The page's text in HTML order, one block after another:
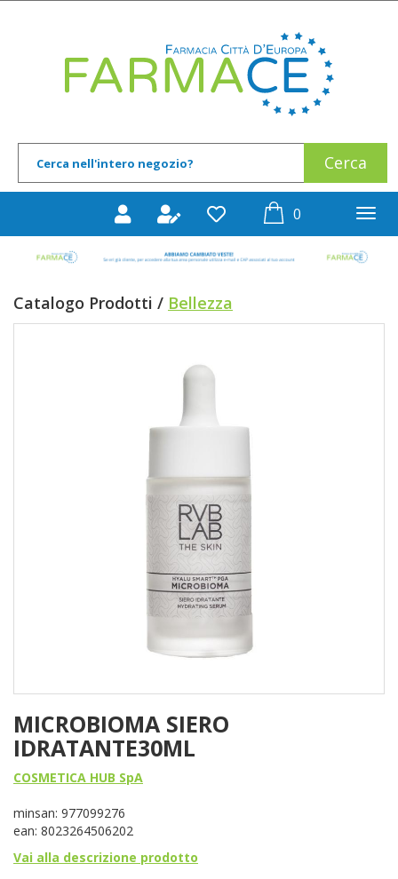
Prodotto
0prodotti
Catalogo Prodotti / Bellezza
MICROBIOMA SIERO
IDRATANTE30ML
COSMETICA HUB SpA
minsan: 977099276
ean: 8023264506202
Vai alla descrizione prodotto